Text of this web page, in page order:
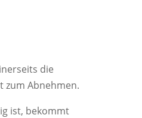
die
zum Abnehmen.
ist, bekommt